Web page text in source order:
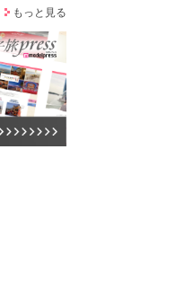
もっと見る